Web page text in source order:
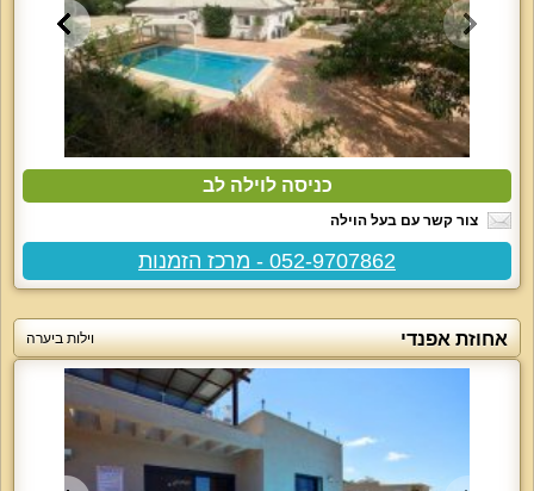
כניסה לוילה לב
צור קשר עם בעל הוילה
052-9707862 - מרכז הזמנות
אחוזת אפנדי וילות ביערה